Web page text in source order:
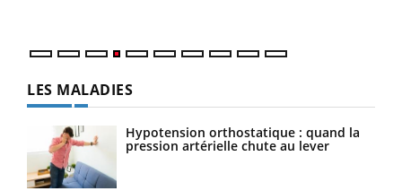
LES MALADIES
Hypotension orthostatique : quand la
pression artérielle chute au lever